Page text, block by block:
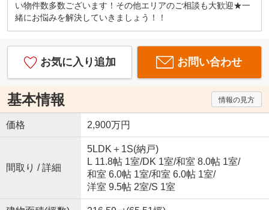
い物件数多数ございます！その他エリアのご相談も大歓迎★一
緒にお悩みを解決していきましょう！！
お気に入り追加 お問い合わせ
基本情報 情報の見方
価格 2,900万円
間取り / 詳細
5LDK＋1S(納戸)
L 11.8帖 1室/DK 1室/和室 8.0帖 1室/
和室 6.0帖 1室/和室 6.0帖 1室/
洋室 9.5帖 2室/S 1室